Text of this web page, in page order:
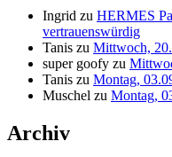
Ingrid zu HERMES
vertrauenswürdig
Tanis zu Mittwoch,
super goofy zu
Tanis zu Montag,
Muschel zu Montag,
Archiv